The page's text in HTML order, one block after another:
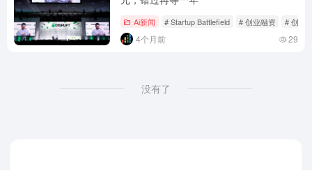
Ai新闻 # Startup Battlefield # 创业融资 # 创新
4个月前 29
没有了